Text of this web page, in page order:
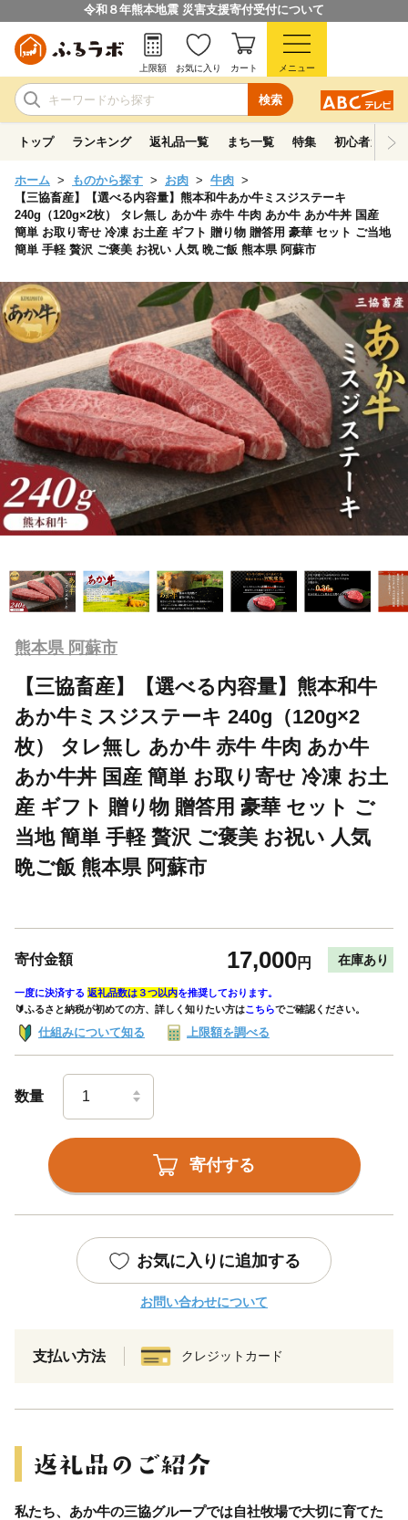
令和８年熊本地震 災害支援寄付受付について
検索
上限額 お気に入り カート メニュー
トップ ランキング 返礼品一覧 まち一覧 特集 初心者ガイド
ホーム ものから探す お肉
牛肉
【三協畜産】【選べる内容量】熊本和牛あか牛ミスジステーキ
240g（120g×2枚） タレ無し あか牛 赤牛 牛肉 あか牛 あか牛丼 国産
簡単 お取り寄せ 冷凍 お土産 ギフト 贈り物 贈答用 豪華 セット ご当地
簡単 手軽 贅沢 ご褒美 お祝い 人気 晩ご飯 熊本県 阿蘇市
熊本県 阿蘇市
【三協畜産】【選べる内容量】熊本和牛
あか牛ミスジステーキ 240g（120g×2
枚） タレ無し あか牛 赤牛 牛肉 あか牛
あか牛丼 国産 簡単 お取り寄せ 冷凍 お土
産 ギフト 贈り物 贈答用 豪華 セット ご
当地 簡単 手軽 贅沢 ご褒美 お祝い 人気
晩ご飯 熊本県 阿蘇市
寄付金額 17,000円 在庫あり
一度に決済する 返礼品数は３つ以内を推奨しております。
🔰ふるさと納税が初めての方、詳しく知りたい方はこちらでご確認ください。
仕組みについて知る 上限額を調べる
数量
寄付する
お気に入りに追加する
お問い合わせについて
支払い方法 クレジットカード
私たち、あか牛の三協グループでは自社牧場で大切に育てた